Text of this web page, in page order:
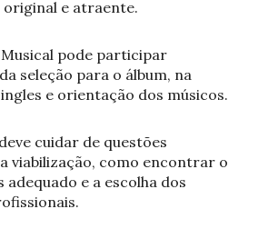
e atraente.
pode participar
seleção para o álbum, na
e orientação dos músicos.
cuidar de questões
viabilização, como encontrar o
adequado e a escolha dos